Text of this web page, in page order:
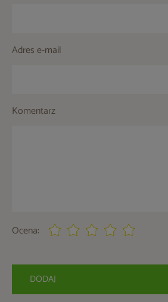
Adres e-mail
Komentarz
Ocena:
DODAJ